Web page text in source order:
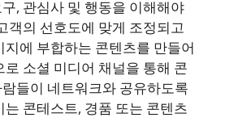
, 관심사 및 행동을 이해해야
객의 선호도에 맞게 조정되고
지에 부합하는 콘텐츠를 만들어
소셜 미디어 채널을 통해 콘
들이 네트워크와 공유하도록
콘테스트, 경품 또는 콘텐츠